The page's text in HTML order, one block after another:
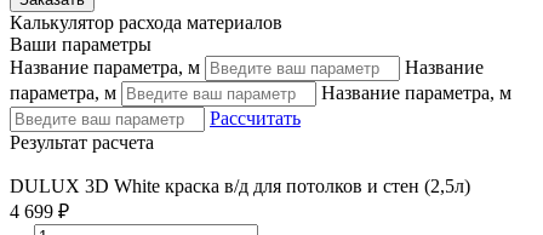
Калькулятор расхода материалов
Ваши параметры
Название параметра, м
Название
параметра, м
Название параметра, м
Рассчитать
Результат расчета
DULUX 3D White краска в/д для потолков и стен (2,5л)
4 699 ₽